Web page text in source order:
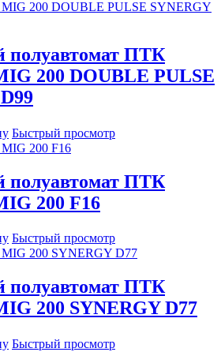
полуавтомат ПТК
200 DOUBLE PULSE
Быстрый просмотр
полуавтомат ПТК
200 F16
Быстрый просмотр
полуавтомат ПТК
200 SYNERGY D77
Быстрый просмотр